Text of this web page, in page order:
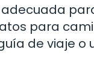
para
de viaje